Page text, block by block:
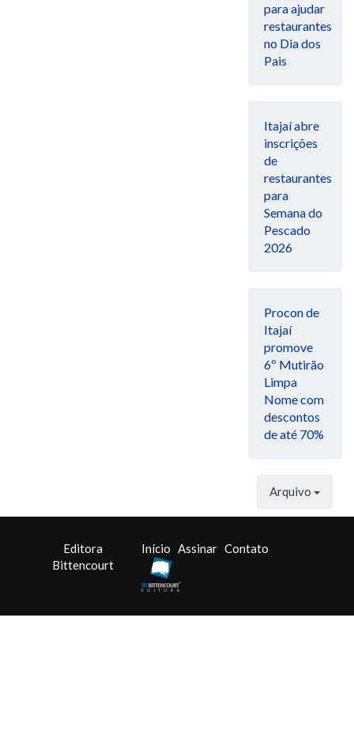
para ajudar
restaurantes
no Dia dos
Pais
Itajaí abre
inscrições
de
restaurantes
para
Semana do
Pescado
2026
Procon de
Itajaí
promove
6º Mutirão
Limpa
Nome com
descontos
de até 70%
Arquivo
Editora
Bittencourt
Início Assinar Contato